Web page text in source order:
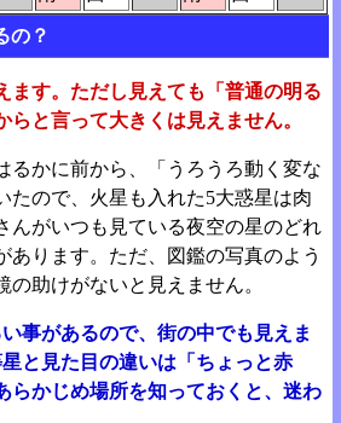
の？
ます。ただし見えても「普通の明る
らと言って大きくは見えません。
るかに前から、「うろうろ動く変な
たので、火星も入れた5大惑星は肉
んがいつも見ている夜空の星のどれ
あります。ただ、図鑑の写真のよう
の助けがないと見えません。
事があるので、街の中でも見えま
と見た目の違いは「ちょっと赤
らかじめ場所を知っておくと、迷わ